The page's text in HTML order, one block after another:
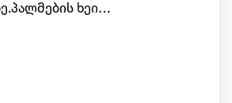
აღმაშენებელზე.პალმების ხეივანში.ახალაშენებული კორპუსი